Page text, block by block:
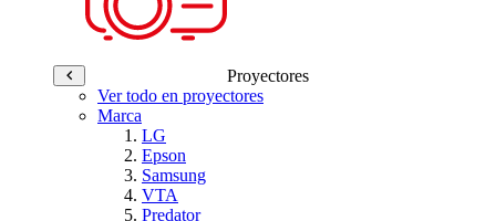
Proyectores
Ver todo en proyectores
Marca
LG
Epson
Samsung
VTA
Predator